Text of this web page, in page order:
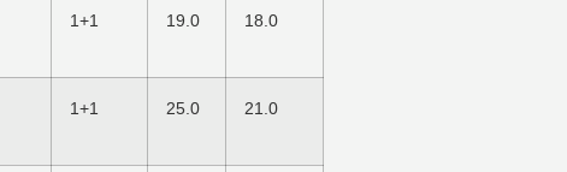
1+1 19.0 18.0
1+1 25.0 21.0